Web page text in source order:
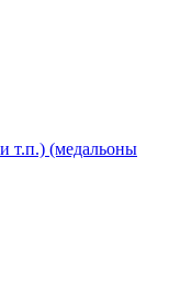
т.п.) (медальоны